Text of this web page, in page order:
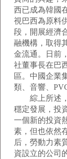
西已成為韓國
視巴西為原料
段，開展經濟
融機構，取得
金流通。日前
社董事長在巴
區。中國企業
類、音響、
綜上所述，
穩定發展，投
一個新的投資
素，但也依然
后，勞動力素
資設立的公司